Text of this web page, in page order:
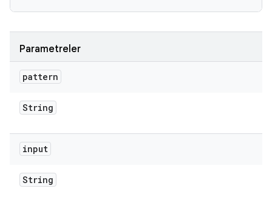
Parametreler
pattern
String
input
String